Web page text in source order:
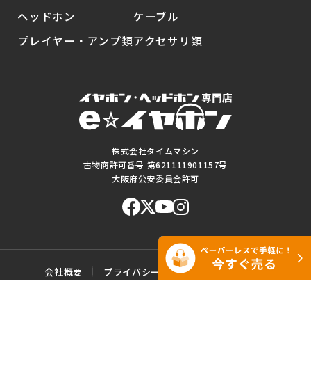
株式会社タイムマシン
古物商許可番号 第621111901157号
大阪府公安委員会許可
ヘッドホン
プレイヤー・アンプ類
ケーブル
アクセサリ類
会社概要 プライバシーポリシー
ご利用規約